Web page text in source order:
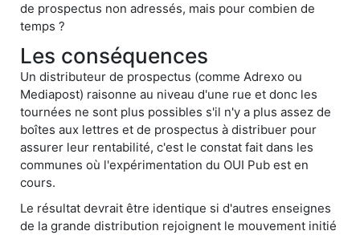
de prospectus non adressés, mais pour combien de
temps ?
Les conséquences
Un distributeur de prospectus (comme Adrexo ou
Mediapost) raisonne au niveau d'une rue et donc les
tournées ne sont plus possibles s'il n'y a plus assez de
boîtes aux lettres et de prospectus à distribuer pour
assurer leur rentabilité, c'est le constat fait dans les
communes où l'expérimentation du OUI Pub est en
cours.
Le résultat devrait être identique si d'autres enseignes
de la grande distribution rejoignent le mouvement initié